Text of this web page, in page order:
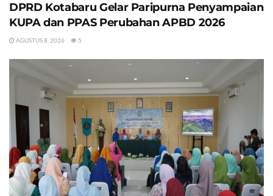
DPRD Kotabaru Gelar Paripurna Penyampaian
KUPA dan PPAS Perubahan APBD 2026
AGUSTUS 8, 2026 5